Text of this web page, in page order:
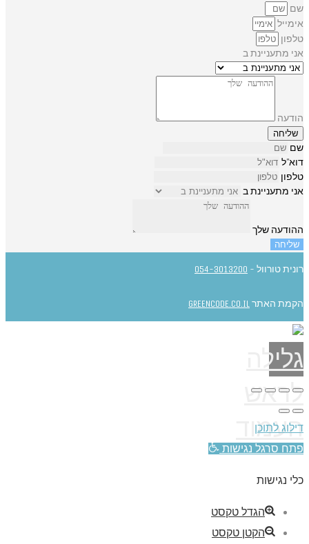
שם
אימייל
טלפון
אני מתעניינת ב
הודעה
שליחה
שם
דוא"ל
טלפון
אני מתעניינת ב
ההודעה שלך
שליחה
רונית טורוול - 054-3013200
הקמת האתרGREENCODE.CO.IL
גלילה
לראש
העמוד
דילוג לתוכן
פתח סרגל נגישות
כלי נגישות
הגדל טקסט
הקטן טקסט